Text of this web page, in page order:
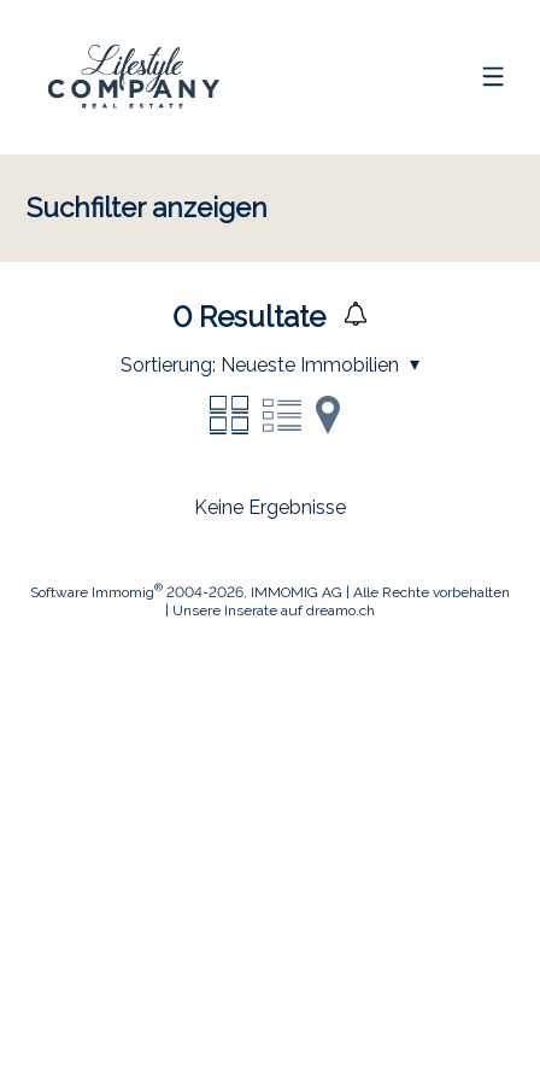
Suchfilter anzeigen
0Resultate
Sortierung: Neueste Immobilien
Keine Ergebnisse
Software Immomig® 2004-2026, IMMOMIG AG | Alle Rechte vorbehalten
| Unsere Inserate auf dreamo.ch